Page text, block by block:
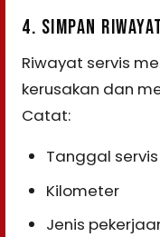
4. SIMPAN
Riwayat servis
kerusakan dan
Catat:
Tanggal servis
Kilometer
Jenis